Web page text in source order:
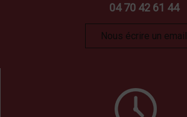
04 70 42 61 44
Nous écrire un email